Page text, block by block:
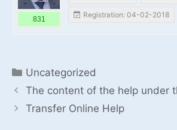
831 Registration: 04-02-2018
Categories
Uncategorized
The content of the help under
Transfer Online Help